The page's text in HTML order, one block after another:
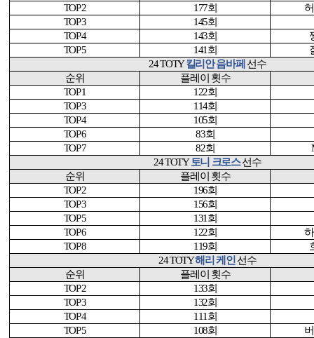
TOP 2
177회
TOP 3
145회
TOP 4
143회
TOP 5
141회
24 TOTY킬리안 음바페 선수
순위
플레이 횟수
TOP 1
122회
TOP 3
114회
TOP 4
105회
TOP 6
83회
TOP 7
82회
24 TOTY토니 크로스선수
순위
플레이 횟수
TOP 2
196회
TOP 3
156회
TOP 5
131회
TOP 6
122회
TOP 8
119회
24 TOTY해리 케인선수
순위
플레이 횟수
TOP 2
133회
TOP 3
132회
TOP 4
111회
TOP 5
108회